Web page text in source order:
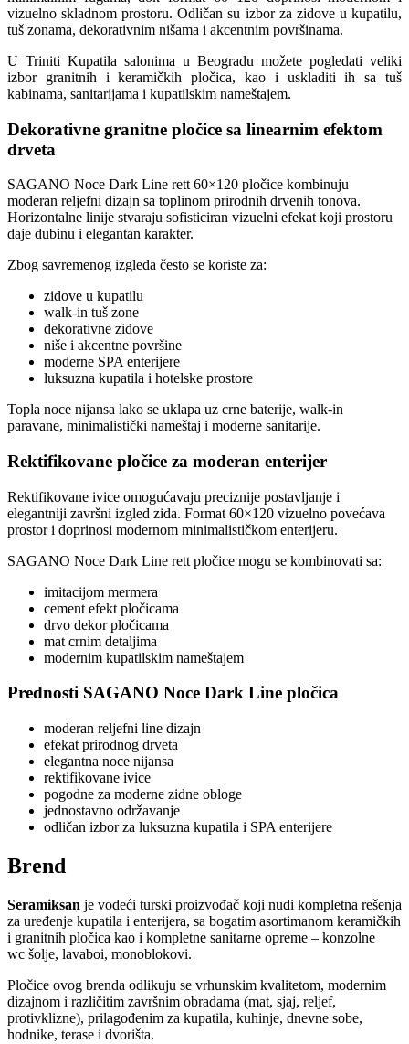
vizuelno skladnom prostoru. Odličan su izbor za zidove u kupatilu,
tuš zonama, dekorativnim nišama i akcentnim površinama.
U Triniti Kupatila salonima u Beogradu možete pogledati veliki
izbor granitnih i keramičkih pločica, kao i uskladiti ih sa tuš
kabinama, sanitarijama i kupatilskim nameštajem.
Dekorativne granitne pločice sa linearnim efektom
drveta
SAGANO Noce Dark Line rett 60×120 pločice kombinuju
moderan reljefni dizajn sa toplinom prirodnih drvenih tonova.
Horizontalne linije stvaraju sofisticiran vizuelni efekat koji prostoru
daje dubinu i elegantan karakter.
Zbog savremenog izgleda često se koriste za:
zidove u kupatilu
walk-in tuš zone
dekorativne zidove
niše i akcentne površine
moderne SPA enterijere
luksuzna kupatila i hotelske prostore
Topla noce nijansa lako se uklapa uz crne baterije, walk-in
paravane, minimalistički nameštaj i moderne sanitarije.
Rektifikovane pločice za moderan enterijer
Rektifikovane ivice omogućavaju preciznije postavljanje i
elegantniji završni izgled zida. Format 60×120 vizuelno povećava
prostor i doprinosi modernom minimalističkom enterijeru.
SAGANO Noce Dark Line rett pločice mogu se kombinovati sa:
imitacijom mermera
cement efekt pločicama
drvo dekor pločicama
mat crnim detaljima
modernim kupatilskim nameštajem
Prednosti SAGANO Noce Dark Line pločica
moderan reljefni line dizajn
efekat prirodnog drveta
elegantna noce nijansa
rektifikovane ivice
pogodne za moderne zidne obloge
jednostavno održavanje
odličan izbor za luksuzna kupatila i SPA enterijere
Brend
Seramiksan je vodeći turski proizvođač koji nudi kompletna rešenja
za uređenje kupatila i enterijera, sa bogatim asortimanom keramičkih
i granitnih pločica kao i kompletne sanitarne opreme – konzolne
wc šolje, lavaboi, monoblokovi.
Pločice ovog brenda odlikuju se vrhunskim kvalitetom, modernim
dizajnom i različitim završnim obradama (mat, sjaj, reljef,
protivklizne), prilagođenim za kupatila, kuhinje, dnevne sobe,
hodnike, terase i dvorišta.